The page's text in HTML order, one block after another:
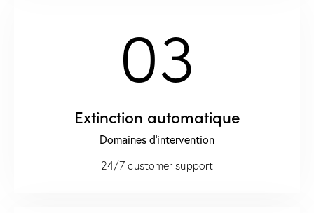
03
Extinction automatique
Domaines d'intervention
24/7 customer support